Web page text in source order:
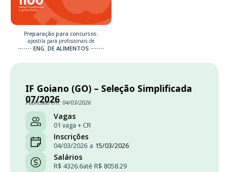
Preparação para concursos:
apostila para profissionais de
ENG. DE ALIMENTOS
IF Goiano (GO) – Seleção Simplificada
07/2026
Publicado em: 04/03/2026
Vagas
01 vaga + CR
Inscrições
04/03/2026 a 15/03/2026
Salários
R$ 4326.6até R$ 8058.29